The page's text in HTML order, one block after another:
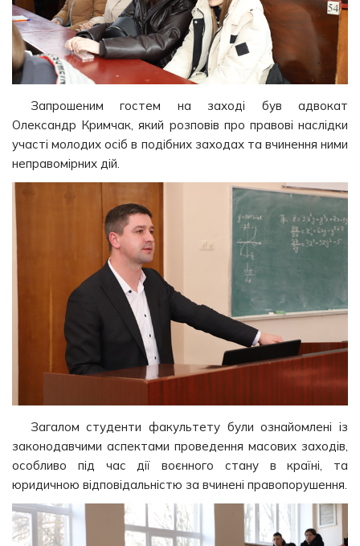
Запрошеним гостем на заході був адвокат
Олександр Кримчак, який розповів про правові наслідки
участі молодих осіб в подібних заходах та вчинення ними
неправомірних дій.
Загалом студенти факультету були ознайомлені із
законодавчими аспектами проведення масових заходів,
особливо під час дії воєнного стану в країні, та
юридичною відповідальністю за вчинені правопорушення.